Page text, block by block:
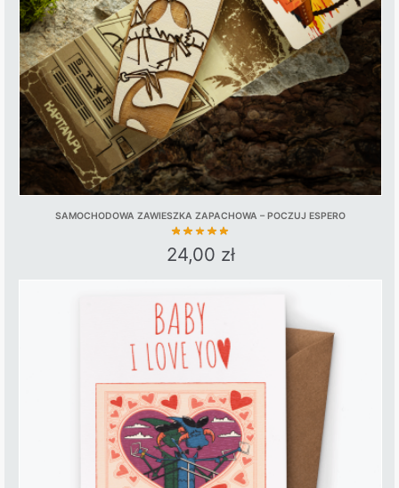
SAMOCHODOWA ZAWIESZKA ZAPACHOWA – POCZUJ ESPERO
24,00 zł